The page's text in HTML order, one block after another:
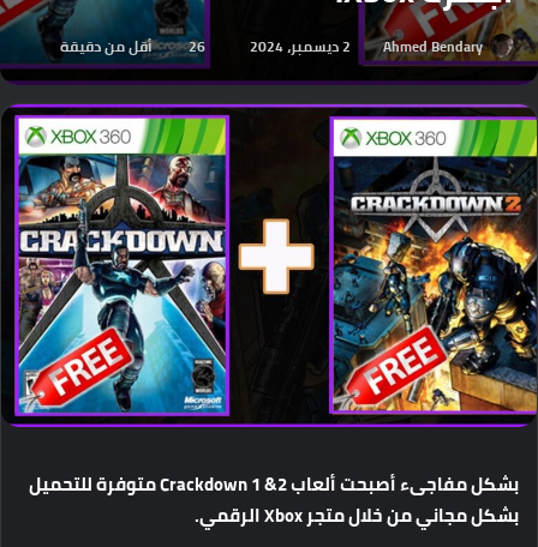
Ahmed Bendary 2 ديسمبر، 2024 26 أقل من دقيقة
بشكلمفاجىءأصبحتألعاب متوفرةللتحميل
بشكلمجانيمنخلالمتجر الرقمي.